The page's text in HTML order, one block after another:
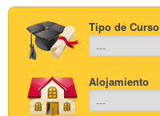
Tipo de Curso
Alojamiento